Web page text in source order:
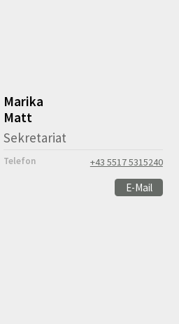
Marika
Matt
Sekretariat
Telefon +43 5517 5315240
E-Mail